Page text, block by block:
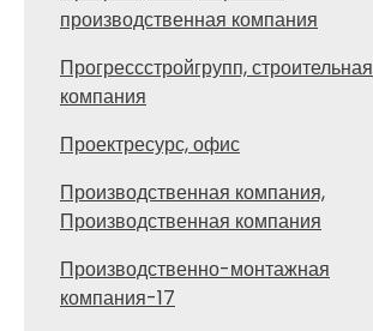
производственная компания
Прогрессстройгрупп, строительная
компания
Проектресурс, офис
Производственная компания,
Производственная компания
Производственно-монтажная
компания-17